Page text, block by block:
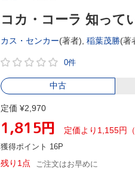
コカ・コーラ 知って
カス・センカー(著者), 稲葉茂勝(著
0件
中古
定価 ¥2,970
1,815円 定価より1,155円
獲得ポイント 16P
残り1点 ご注文はお早めに